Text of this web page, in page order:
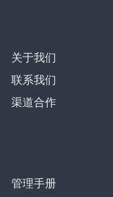
关于我们
联系我们
渠道合作
管理手册